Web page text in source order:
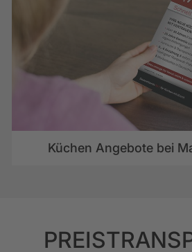
Küchen Angebote bei